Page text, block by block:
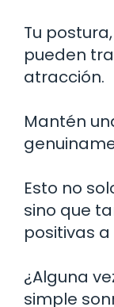
Tu
pueden
atracción.
Mantén
Esto no
sino que
positivas
¿Alguna
simple